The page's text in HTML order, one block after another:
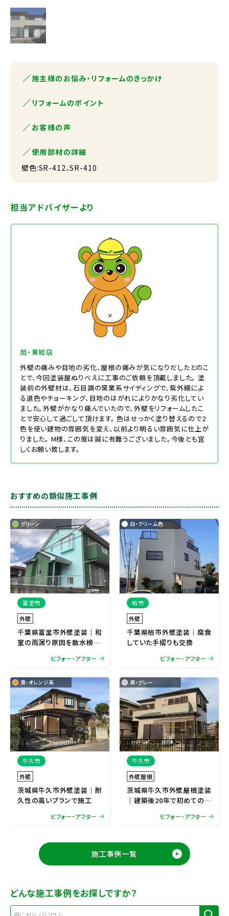
施主様のお悩み・リフォームのきっかけ
リフォームのポイント
お客様の声
使用部材の詳細
壁色:SR-412、SR-410
担当アドバイザーより
旭・東総店
外壁の痛みや目地の劣化、屋根の痛みが気になりだしたとのこ
とで、今回塗装屋ぬりべえに工事のご依頼を頂戴しました。 塗
装前の外壁材は、石目調の窯業系サイディングで、紫外線によ
る退色やチョーキング、目地のはがれによりかなり劣化してい
ました。外壁がかなり痛んでいたので、外壁をリフォームしたこ
とで安心して過ごして頂けます。 色はせっかく塗り替えるので2
色を使い建物の雰囲気を変え、以前より明るい雰囲気に仕上が
りました。 M様、この度は誠に有難うございました。今後とも宜
しくお願い致します。
おすすめの類似施工事例
グリーン
富里市
外壁
千葉県富里市外壁塗装｜和
室の雨漏り原因を散水検査
ビフォー・アフター
白・クリーム色
柏市
外壁
千葉県柏市外壁塗装｜腐食
していた手摺りも交換
ビフォー・アフター
黄・オレンジ系
牛久市
外壁
茨城県牛久市外壁塗装｜耐
久性の高いプランで施工
ビフォー・アフター
黒・グレー
牛久市
外壁屋根
茨城県牛久市外壁屋根塗装
｜建築後20年で初めての塗
ビフォー・アフター
施工事例一覧
どんな施工事例をお探しですか？